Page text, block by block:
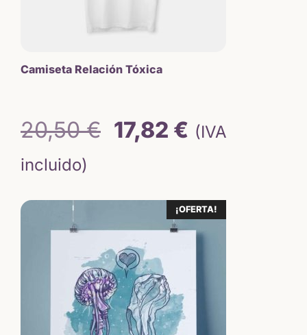
Camiseta Relación Tóxica
20,50€ El
original
era:
20,50 €.
17,82 € El
actual
es:
(IVA
incluido)
¡OFERTA!